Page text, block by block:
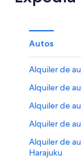
Autos
Alquiler de
Alquiler de
Alquiler de
Alquiler de
Alquiler de
Harajuku